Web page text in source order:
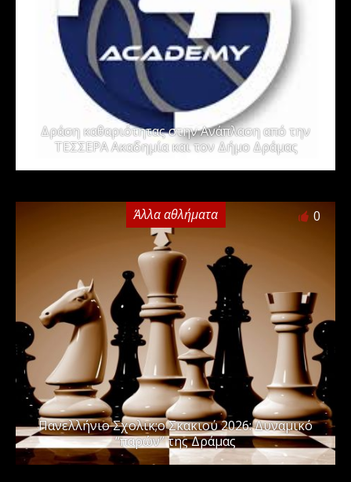
Δράση καθαριότητας στην Ανάπλαση από την
ΤΕΣΣΕΡΑ Ακαδημία και τον Δήμο Δράμας
Άλλα αθλήματα 0
Πανελλήνιo Σχολικ;o Σκακιού 2026: Δυναμικό
“παρών” της Δράμας